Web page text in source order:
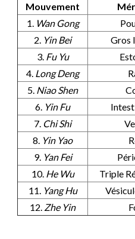
Mouvement
1. Wan Gong
2. Yin Bei
Gros
3. Fu Yu
4. Long Deng
5. Niao Shen
6. Yin Fu
7. Chi Shi
8. Yin Yao
9. Yan Fei
10. He Wu
Triple
11. Yang Hu
12. Zhe Yin